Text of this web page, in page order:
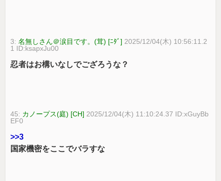
3:名無しさん＠涙目です。(茸) [ﾆﾀﾞ] 2025/12/04(木) 10:56:11.2
1 ID:ksapxJu00
忍者はお構いなしでござろうな？
45: カノープス(庭) [CH] 2025/12/04(木) 11:10:24.37 ID:xGuyBb
EF0
>>3
国家機密をここでバラすな